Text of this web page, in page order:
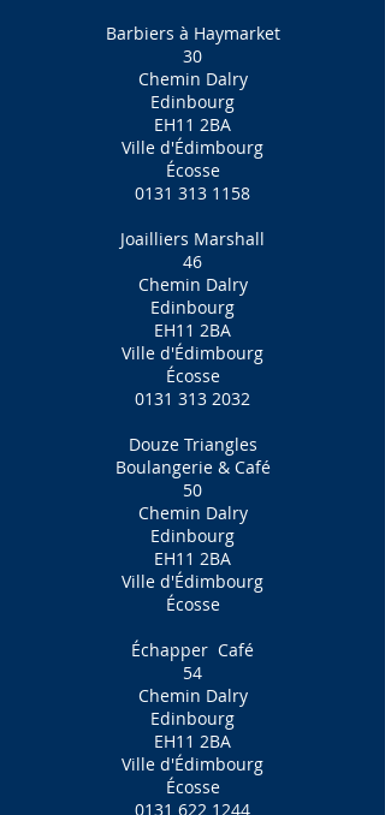
Barbiers à Haymarket
30
Chemin Dalry
Edinbourg
EH11 2BA
Ville d'Édimbourg
Écosse
0131 313 1158
Joailliers Marshall
46
Chemin Dalry
Edinbourg
EH11 2BA
Ville d'Édimbourg
Écosse
0131 313 2032
Douze Triangles
Boulangerie & Café
50
Chemin Dalry
Edinbourg
EH11 2BA
Ville d'Édimbourg
Écosse
Échapper Café
54
Chemin Dalry
Edinbourg
EH11 2BA
Ville d'Édimbourg
Écosse
0131 622 1244